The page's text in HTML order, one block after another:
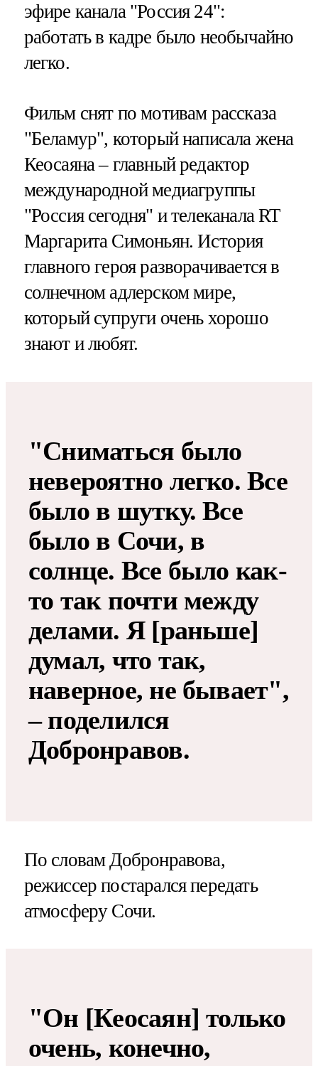
эфире канала "Россия 24":
работать в кадре было необычайно
легко.
Фильм снят по мотивам рассказа
"Беламур", который написала жена
Кеосаяна – главный редактор
международной медиагруппы
"Россия сегодня" и телеканала RT
Маргарита Симоньян. История
главного героя разворачивается в
солнечном адлерском мире,
который супруги очень хорошо
знают и любят.
"Сниматься было
невероятно легко. Все
было в шутку. Все
было в Сочи, в
солнце. Все было как-
то так почти между
делами. Я [раньше]
думал, что так,
наверное, не бывает",
– поделился
Добронравов.
По словам Добронравова,
режиссер постарался передать
атмосферу Сочи.
"Он [Кеосаян] только
очень, конечно,